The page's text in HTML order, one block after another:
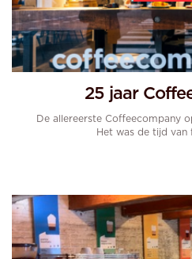
25 jaar
De allereerste Coffeecompany
Het was de tijd van